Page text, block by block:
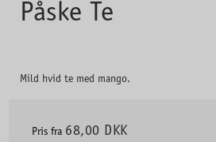
Påske Te
Mild hvid te med mango.
Pris fra 68,00 DKK